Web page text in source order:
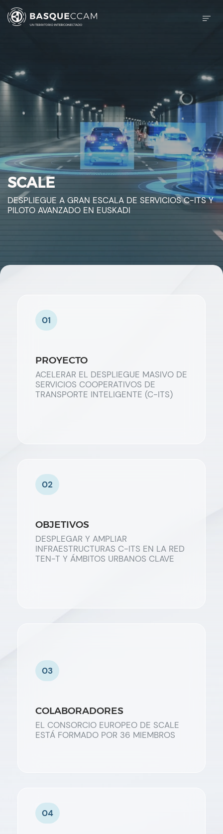
SCALE
DESPLIEGUE A GRAN ESCALA DE SERVICIOS C-ITS Y
PILOTO AVANZADO EN EUSKADI
01
PROYECTO
ACELERAR EL DESPLIEGUE MASIVO DE
SERVICIOS COOPERATIVOS DE
TRANSPORTE INTELIGENTE (C-ITS)
02
OBJETIVOS
DESPLEGAR Y AMPLIAR
INFRAESTRUCTURAS C-ITS EN LA RED
TEN-T Y ÁMBITOS URBANOS CLAVE
03
COLABORADORES
EL CONSORCIO EUROPEO DE SCALE
ESTÁ FORMADO POR 36 MIEMBROS
04